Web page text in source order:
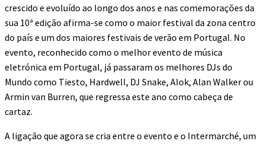
crescido e evoluído ao longo dos anos e nas comemorações da
sua 10ª edição afirma-se como o maior festival da zona centro
do país e um dos maiores festivais de verão em Portugal. No
evento, reconhecido como o melhor evento de música
eletrónica em Portugal, já passaram os melhores DJs do
Mundo como Tiesto, Hardwell, DJ Snake, Alok, Alan Walker ou
Armin van Burren, que regressa este ano como cabeça de
cartaz.
A ligação que agora se cria entre o evento e o Intermarché, um